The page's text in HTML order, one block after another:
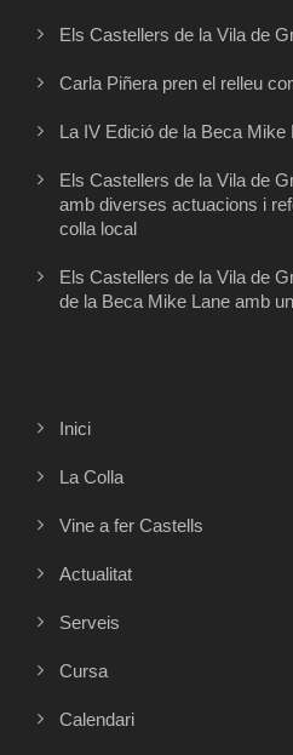
Els Castellers de la Vila de
Carla Piñera pren el relleu
La IV Edició de la Beca Mike
Els Castellers de la Vila de
amb diverses actuacions i
colla local
Els Castellers de la Vila de
de la Beca Mike Lane amb
Inici
La Colla
Vine a fer Castells
Actualitat
Serveis
Cursa
Calendari